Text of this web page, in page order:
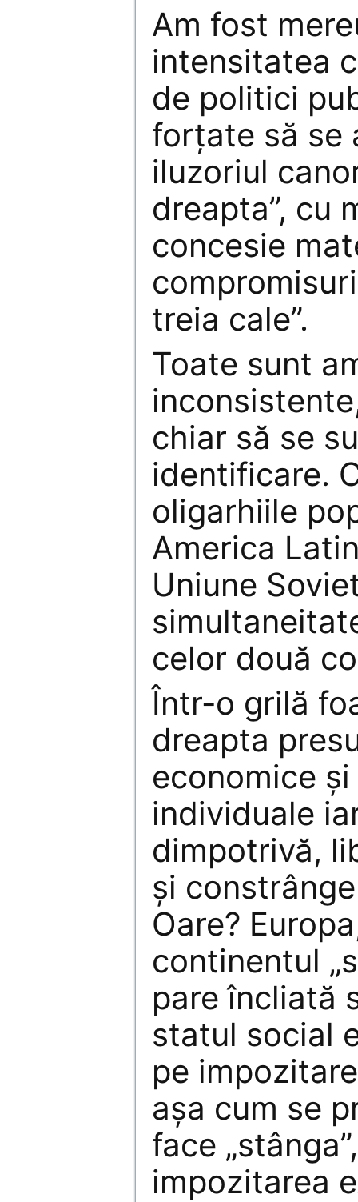
Am fost
intensitatea
de politici
forţate să se
iluzoriul
dreapta”, cu
concesie
treia cale”.
Toate sunt
chiar să se
identificare.
oligarhiile
America
Uniune
celor două
Într-o grilă
dreapta
economice
individuale
dimpotrivă,
şi
Oare?
continentul
pare încliată
statul social
pe
aşa cum se
face
impozitarea